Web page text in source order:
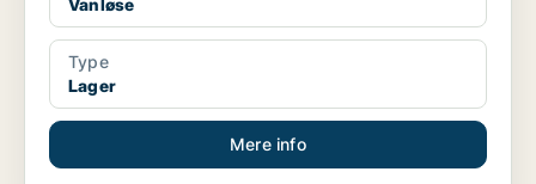
Vanløse
Type
Lager
Mere info